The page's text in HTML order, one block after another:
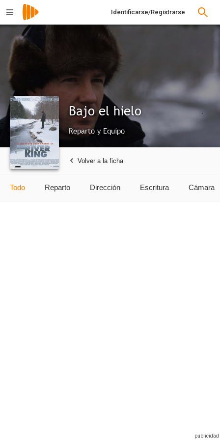
Identificarse/Registrarse
Bajo el hielo
Reparto y Equipo
Volver a la ficha
Todo Reparto Dirección Escritura Cámara